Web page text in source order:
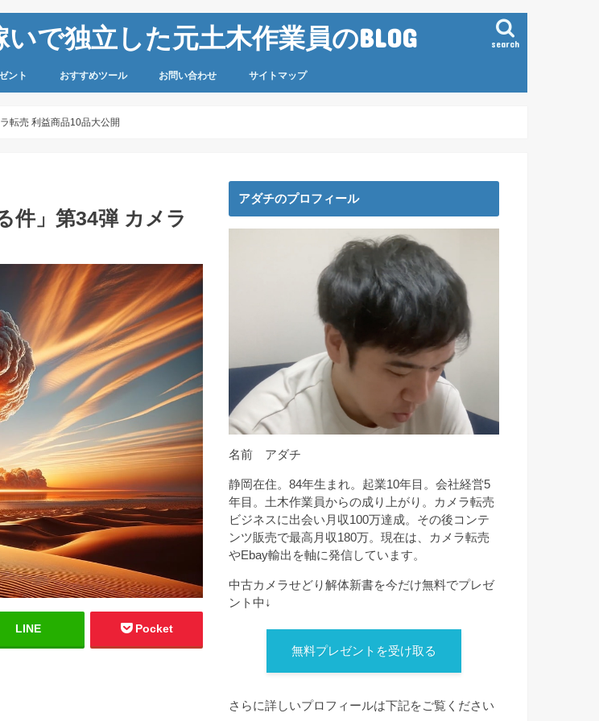
で独立した元土木作業員のBLOG search
ント おすすめツール お問い合わせ サイトマップ
転売 利益商品10品大公開
件」第34弾 カメラ
LINE Pocket
アダチのプロフィール
名前 アダチ
静岡在住。84年生まれ。起業10年目。会社経営5
年目。土木作業員からの成り上がり。カメラ転売
ビジネスに出会い月収100万達成。その後コンテ
ンツ販売で最高月収180万。現在は、カメラ転売
やEbay輸出を軸に発信しています。
中古カメラせどり解体新書を今だけ無料でプレゼ
ント中↓
無料プレゼントを受け取る
さらに詳しいプロフィールは下記をご覧ください